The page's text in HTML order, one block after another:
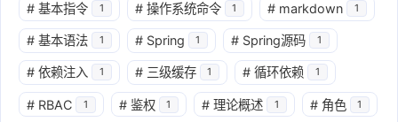
# 基本指令 1 # 操作系统命令 1 # markdown 1
# 基本语法 1 # Spring 1 # Spring源码 1
# 依赖注入 1 # 三级缓存 1 # 循环依赖 1
# RBAC 1 # 鉴权 1 # 理论概述 1 # 角色 1